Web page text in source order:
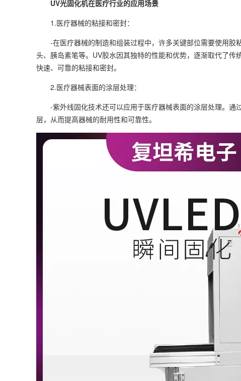
UV光固化机在医疗行业的应用场景
1.医疗器械的粘接和密封：
-在医疗器械的制造和组装过程中，许多关键部位需要使用胶
头、胰岛素笔等。UV胶水因其独特的性能和优势，逐渐取代了
快速、可靠的粘接和密封。
2.医疗器械表面的涂层处理：
-紫外线固化技术还可以应用于医疗器械表面的涂层处理。通
层，从而提高器械的耐用性和可靠性。